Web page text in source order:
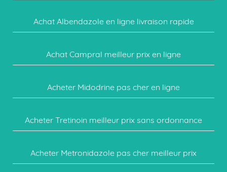
Achat Albendazole en ligne livraison rapide
Achat Campral meilleur prix en ligne
Acheter Midodrine pas cher en ligne
Acheter Tretinoin meilleur prix sans ordonnance
Acheter Metronidazole pas cher meilleur prix